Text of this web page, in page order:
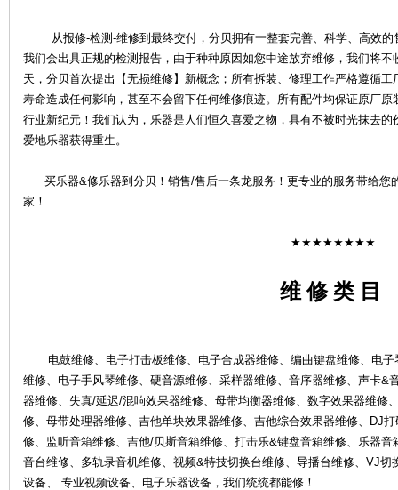
从报修-检测-维修到最终交付，分贝拥有一整套完善、科学、高效的
我们会出具正规的检测报告，由于种种原因如您中途放弃维修，我们将
天，分贝首次提出【无损维修】新概念；所有拆装、修理工作严格遵循
寿命造成任何影响，甚至不会留下任何维修痕迹。所有配件均保证原厂
行业新纪元！我们认为，乐器是人们恒久喜爱之物，具有不被时光抹去
爱地乐器获得重生。
买乐器&修乐器到分贝！销售/售后一条龙服务！更专业的服务带给您
家！
★★★★★★★★
维 修 类 目
电鼓维修、电子打击板维修、电子合成器维修、编曲键盘维修、电子
维修、电子手风琴维修、硬音源维修、采样器维修、音序器维修、声卡&
器维修、失真/延迟/混响效果器维修、母带均衡器维修、数字效果器维修
修、母带处理器维修、吉他单块效果器维修、吉他综合效果器维修、DJ
修、监听音箱维修、吉他/贝斯音箱维修、打击乐&键盘音箱维修、乐器
音台维修、多轨录音机维修、视频&特技切换台维修、导播台维修、VJ
设备、 专业视频设备、电子乐器设备，我们统统都能修！